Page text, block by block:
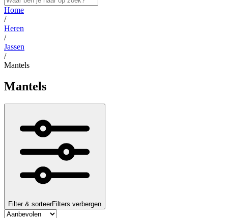
Home
/
Heren
/
Jassen
/
Mantels
Mantels
Filter & sorteerFilters verbergen